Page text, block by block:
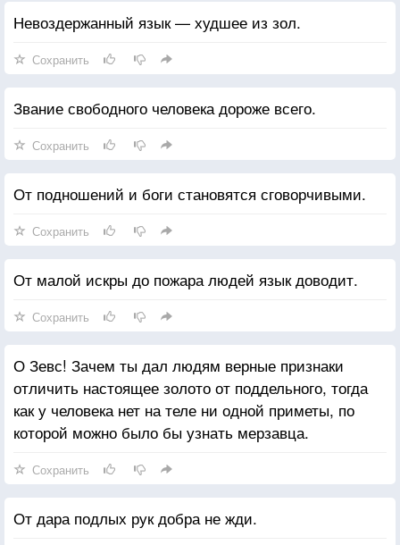
Невоздержанный язык — худшее из зол.
Сохранить
Звание свободного человека дороже всего.
Сохранить
От подношений и боги становятся сговорчивыми.
Сохранить
От малой искры до пожара людей язык доводит.
Сохранить
О Зевс! Зачем ты дал людям верные признаки
отличить настоящее золото от поддельного, тогда
как у человека нет на теле ни одной приметы, по
которой можно было бы узнать мерзавца.
Сохранить
От дара подлых рук добра не жди.